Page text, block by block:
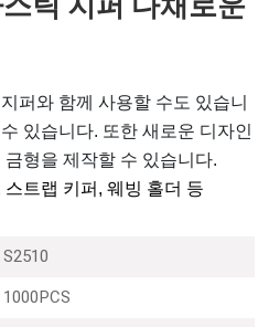
퍼와 함께 사용할 수도 있습니
있습니다. 또한 새로운 디자인
형을 제작할 수 있습니다.
트랩 키퍼, 웨빙 홀더 등
S2510
1000PCS